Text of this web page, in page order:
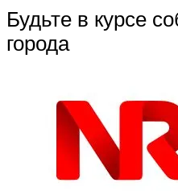
Будьте в курсе
города